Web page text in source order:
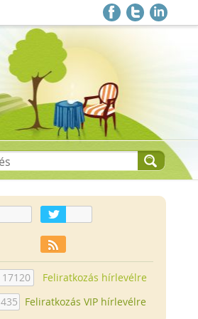
17120
Feliratkozás hírlevélre
435
Feliratkozás VIP hírlevélre